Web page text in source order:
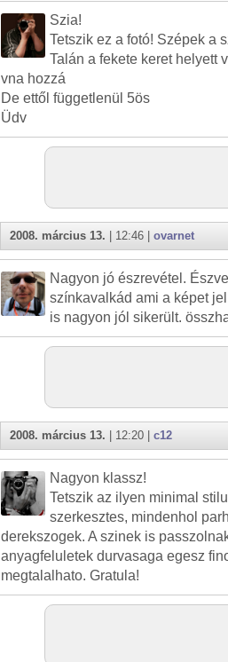
Szia!
Tetszik ez a fotó! Szépek a
Talán a fekete keret helyett
vna hozzá
De ettől függetlenül 5ös
Üdv
2008. március 13. | 12:46 | ovarnet
Nagyon jó észrevétel.
színkavalkád ami a képet
is nagyon jól sikerült.
2008. március 13. | 12:20 | c12
Nagyon klassz!
Tetszik az ilyen minimal
szerkesztes, mindenhol
derekszogek. A szinek is
anyagfeluletek durvasaga egesz
megtalalhato. Gratula!